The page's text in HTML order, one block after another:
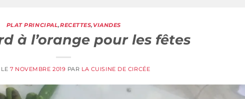
PLAT PRINCIPAL,RECETTES, VIANDES
à l’orange pour les fêtes
7 NOVEMBRE 2019 PAR LA CUISINE DE CIRCÉE